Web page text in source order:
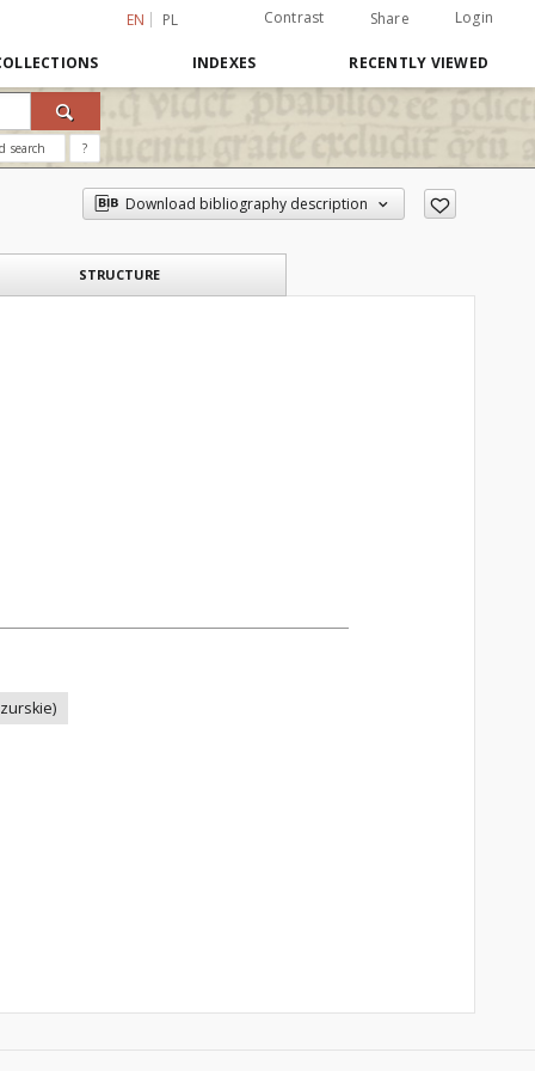
EN PL Contrast Share Login
INDEXES RECENTLY VIEWED
search ?
Download bibliography description
STRUCTURE